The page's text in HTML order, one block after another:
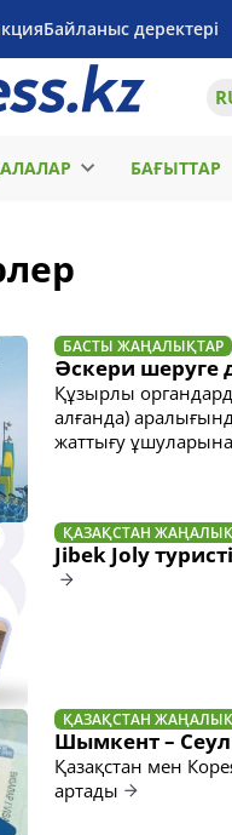
Байланыс деректері
БАҒЫТТАР
БАСТЫ ЖАҢАЛЫҚТАР
​​Әскери шеруге
Құзырлы
алғанда)
жаттығу ұшуларына
ҚАЗАҚСТАН
Jibek Joly
ҚАЗАҚСТАН
Шымкент –
Қазақстан мен
артады